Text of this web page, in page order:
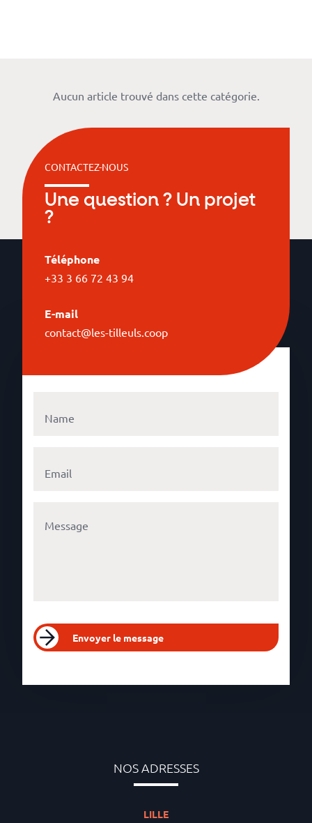
Aucun article trouvé dans cette catégorie.
CONTACTEZ-NOUS
Une question ? Un projet
?
Téléphone
+33 3 66 72 43 94
E-mail
contact@les-tilleuls.coop
Envoyer le message
NOS ADRESSES
LILLE